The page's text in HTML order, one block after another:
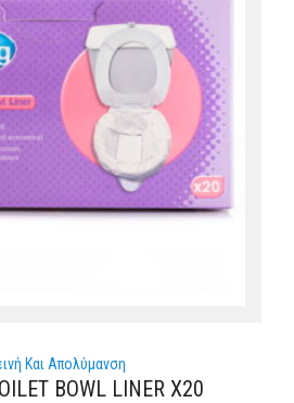
Και Απολύμανση
BOWL LINER X20